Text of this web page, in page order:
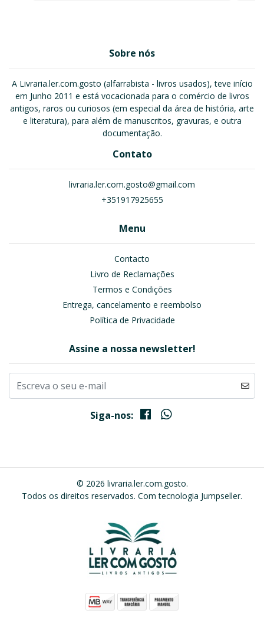
Sobre nós
A Livraria.ler.com.gosto (alfarrabista - livros usados), teve início
em Junho 2011 e está vocacionada para o comércio de livros
antigos, raros ou curiosos (em especial da área de história, arte
e literatura), para além de manuscritos, gravuras, e outra
documentação.
Contato
livraria.ler.com.gosto@gmail.com
+351917925655
Menu
Contacto
Livro de Reclamações
Termos e Condições
Entrega, cancelamento e reembolso
Política de Privacidade
Assine a nossa newsletter!
Siga-nos:
© 2026 livraria.ler.com.gosto.
Todos os direitos reservados. Com tecnologia Jumpseller.